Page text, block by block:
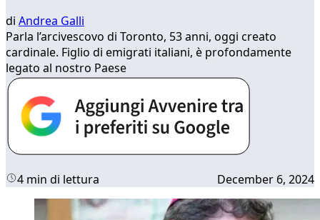
di Andrea Galli
Parla l’arcivescovo di Toronto, 53 anni, oggi creato
cardinale. Figlio di emigrati italiani, è profondamente
legato al nostro Paese
4 min di lettura December 6, 2024